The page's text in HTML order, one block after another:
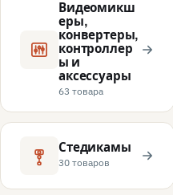
Видеомикш
еры,
конвертеры,
контроллер
ы и
аксессуары
63 товара
Стедикамы
30 товаров